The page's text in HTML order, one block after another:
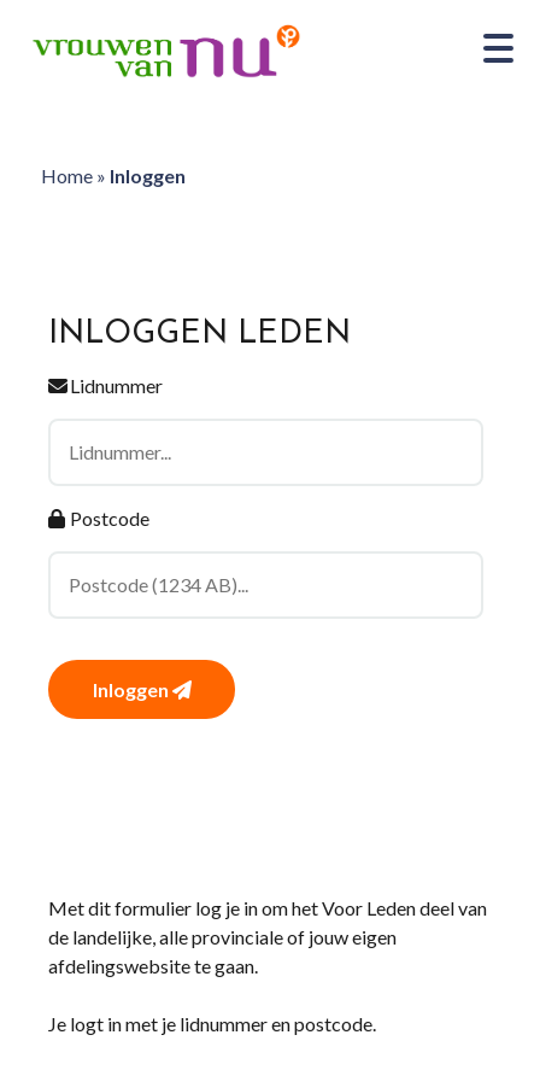
Home» Inloggen
INLOGGEN LEDEN
Lidnummer
Postcode
Inloggen
Met dit formulier log je in om het Voor Leden deel van
de landelijke, alle provinciale of jouw eigen
afdelingswebsite te gaan.
Je logt in met je lidnummer en postcode.